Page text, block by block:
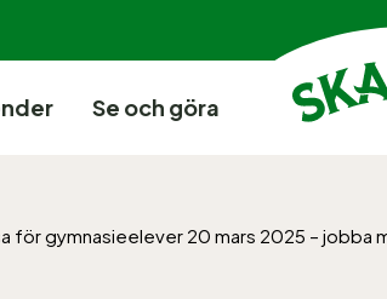
Se och göra
för gymnasieelever 20 mars 2025 – jobba